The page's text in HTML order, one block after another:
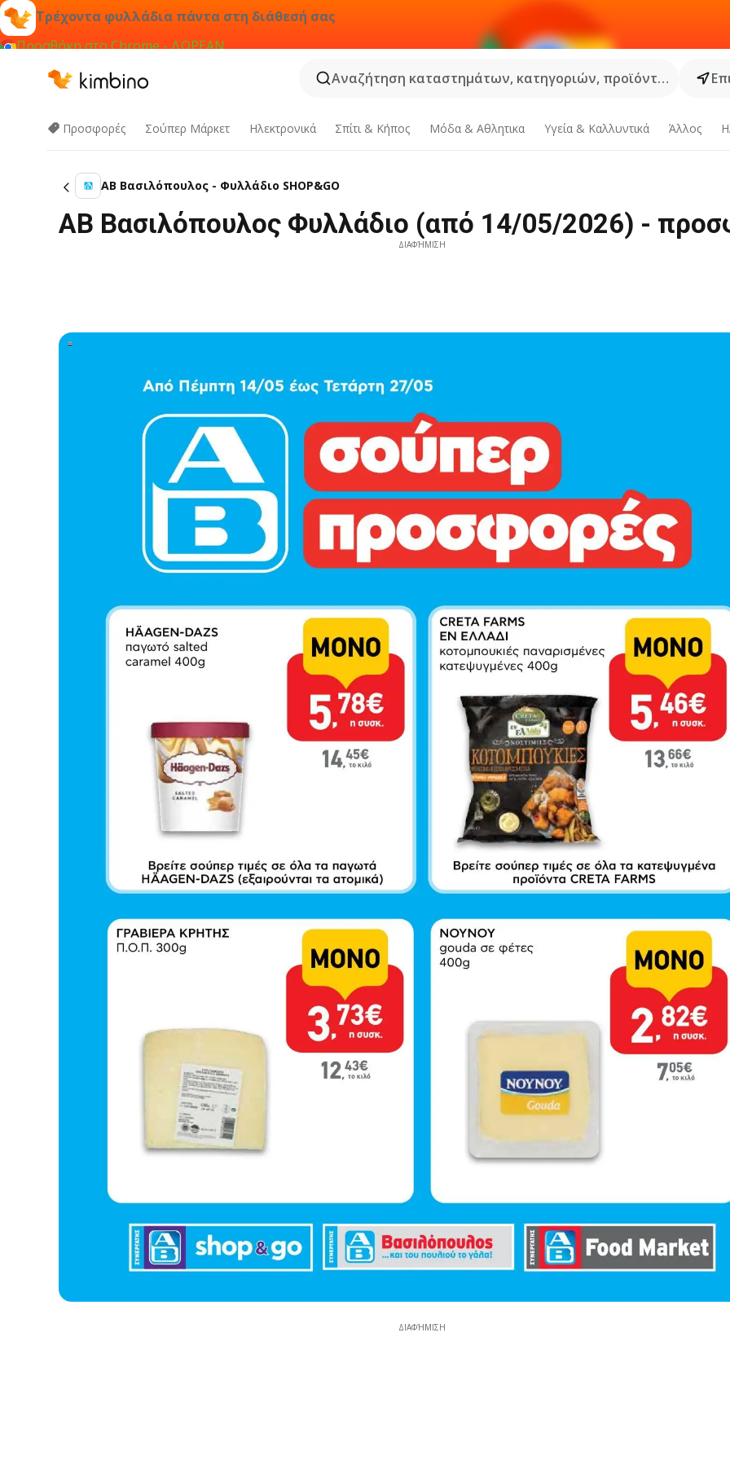
Τρέχοντα φυλλάδια πάντα στη διάθεσή σας
Προσθήκη στο Chrome - ΔΩΡΕΑΝ
Αναζήτηση καταστημάτων, κατηγοριών, προϊόντων...
Προσφορές Σούπερ Μάρκετ Hλεκτρονικά Σπίτι & Κήπος Μόδα & Aθλητικα Υγεία & Καλλυντικά Άλλος
ΑΒ Βασιλόπουλος - Φυλλάδιο SHOP&GO
ΑΒ Βασιλόπουλος Φυλλάδιο (από 14/05/2026) -
ΔΙΑΦΉΜΙΣΗ
ΔΙΑΦΉΜΙΣΗ